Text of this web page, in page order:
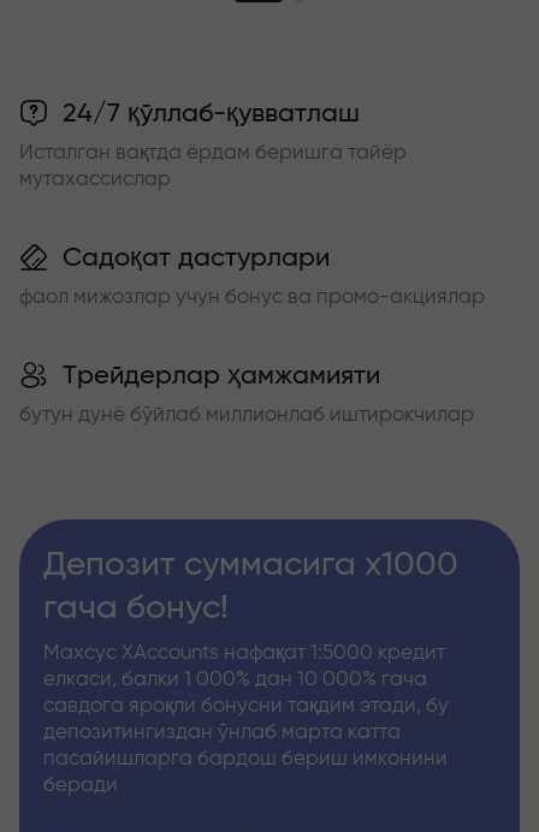
24/7 қўллаб-қувватлаш
Исталган вақтда ёрдам беришга тайёр
мутахассислар
Садоқат дастурлари
фаол мижозлар учун бонус ва промо-акциялар
Трейдерлар ҳамжамияти
бутун дунё бўйлаб миллионлаб иштирокчилар
Депозит суммасига x1000
гача бонус!
Махсус XAccounts нафақат 1:5000 кредит
елкаси, балки 1 000% дан 10 000% гача
савдога яроқли бонусни тақдим этади, бу
депозитингиздан ўнлаб марта катта
пасайишларга бардош бериш имконини
беради